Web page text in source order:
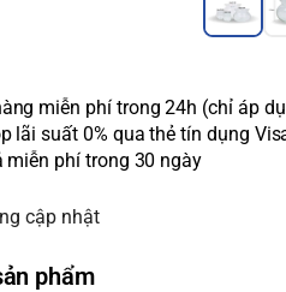
miễn phí trong 24h (chỉ áp
lãi suất 0% qua thẻ tín dụng
miễn phí trong 30 ngày
cập nhật
phẩm